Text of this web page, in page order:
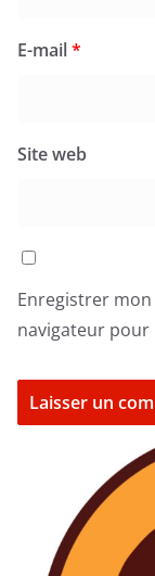
E-mail*
Site web
Enregistrer
navigateur